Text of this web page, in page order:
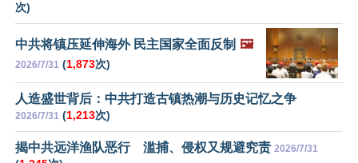
次)
中共将镇压延伸海外 民主国家全面反制 🖼️
2026/7/31 (1,873次)
人造盛世背后：中共打造古镇热潮与历史记忆之争
2026/7/31 (1,213次)
揭中共远洋渔队恶行 滥捕、侵权又规避究责 2026/7/31